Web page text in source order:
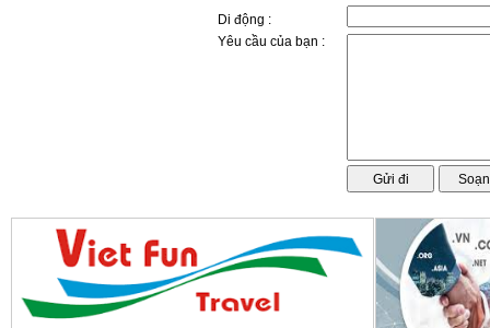
Di động :
Yêu cầu của bạn :